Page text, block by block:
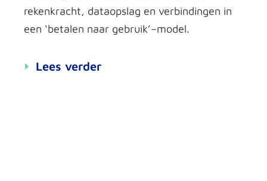
rekenkracht, dataopslag en verbindingen in
een ‘betalen naar gebruik’–model.
Lees verder